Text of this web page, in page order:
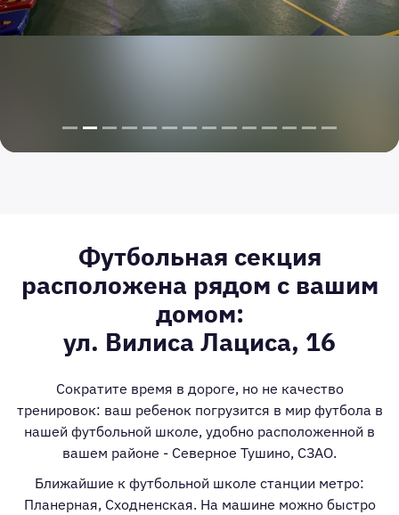
Футбольная секция
расположена рядом с вашим
домом:
ул. Вилиса Лациса, 16
Сократите время в дороге, но не качество
тренировок: ваш ребенок погрузится в мир футбола в
нашей футбольной школе, удобно расположенной в
вашем районе - Северное Тушино, СЗАО.
Ближайшие к футбольной школе станции метро:
Планерная, Сходненская. На машине можно быстро